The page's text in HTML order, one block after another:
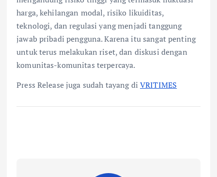
harga, kehilangan modal, risiko likuiditas,
teknologi, dan regulasi yang menjadi tanggung
jawab pribadi pengguna. Karena itu sangat penting
untuk terus melakukan riset, dan diskusi dengan
komunitas-komunitas terpercaya.
Press Release juga sudah tayang diVRITIMES